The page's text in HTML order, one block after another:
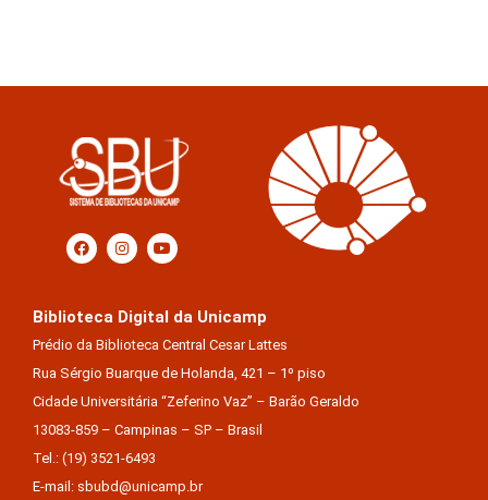
Biblioteca Digital da Unicamp
Prédio da Biblioteca Central Cesar Lattes
Rua Sérgio Buarque de Holanda, 421 – 1º piso
Cidade Universitária “Zeferino Vaz” – Barão Geraldo
13083-859 – Campinas – SP – Brasil
Tel.: (19) 3521-6493
E-mail: sbubd@unicamp.br